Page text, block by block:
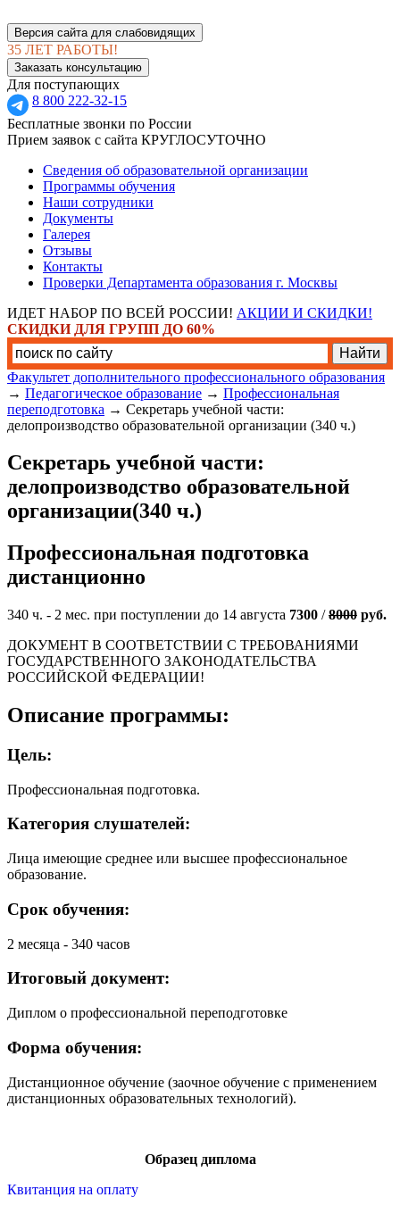
Версия сайта для слабовидящих
35 ЛЕТ РАБОТЫ!
Заказать консультацию
Для поступающих
8 800 222-32-15
Бесплатные звонки по России
Прием заявок с сайта КРУГЛОСУТОЧНО
Сведения об образовательной организации
Программы обучения
Наши сотрудники
Документы
Галерея
Отзывы
Контакты
Проверки Департамента образования г. Москвы
ИДЕТ НАБОР ПО ВСЕЙ РОССИИ! АКЦИИ И СКИДКИ!
СКИДКИ ДЛЯ ГРУПП ДО 60%
Факультет дополнительного профессионального образования
→ Педагогическое образование → Профессиональная
переподготовка → Секретарь учебной части:
делопроизводство образовательной организации (340 ч.)
Секретарь учебной части:
делопроизводство образовательной
организации(340 ч.)
Профессиональная подготовка
дистанционно
340 ч. - 2 мес. при поступлении до 14 августа 7300 /8000 руб.
ДОКУМЕНТ В СООТВЕТСТВИИ С ТРЕБОВАНИЯМИ
ГОСУДАРСТВЕННОГО ЗАКОНОДАТЕЛЬСТВА
РОССИЙСКОЙ ФЕДЕРАЦИИ!
Описание программы:
Цель:
Профессиональная подготовка.
Категория слушателей:
Лица имеющие среднее или высшее профессиональное
образование.
Срок обучения:
2 месяца - 340 часов
Итоговый документ:
Диплом о профессиональной переподготовке
Форма обучения:
Дистанционное обучение (заочное обучение с применением
дистанционных образовательных технологий).
Образец диплома
Квитанция на оплату